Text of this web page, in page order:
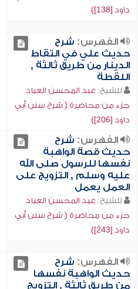
داود [138])
الفهرس: شرح
حديث علي في التقاط
الدينار من طريق ثالثة ,
اللقطة
للشيخ: عبد المحسن العباد
جزء من محاضرة ( شرح سنن أبي
داود [206])
الفهرس: شرح
حديث قصة الواهبة
نفسها للرسول صلى الله
عليه وسلم , التزويج على
العمل يعمل
للشيخ: عبد المحسن العباد
جزء من محاضرة ( شرح سنن أبي
داود [243])
الفهرس: شرح
حديث الواهبة نفسها
من طريق ثالثة , التزويج